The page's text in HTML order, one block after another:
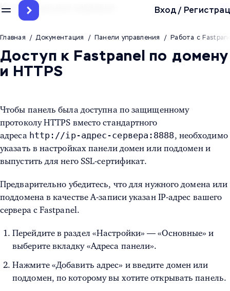
Вход/
Инструкции для серверов
Главная / Документация / Панели управления / Работа с
Доступ к Fastpanel по домену
и HTTPS
Чтобы панель была доступна по защищенному
протоколу HTTPS вместо стандартного
адреса http://ip-адрес-сервера:8888, необходимо
указать в настройках панели домен или поддомен и
выпустить для него SSL-сертификат.
Предварительно убедитесь, что для нужного домена или
поддомена в качестве A-записи указан IP-адрес вашего
сервера с Fastpanel.
Перейдите в раздел «Настройки» — «Основные» и
выберите вкладку «Адреса панели».
Нажмите «Добавить адрес» и введите домен или
поддомен, по которому вы хотите открывать панель.